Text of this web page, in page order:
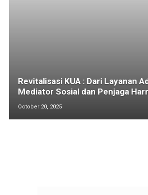
Revitalisasi KUA : Dari Layanan
Mediator Sosial dan Penjaga
October 20, 2025